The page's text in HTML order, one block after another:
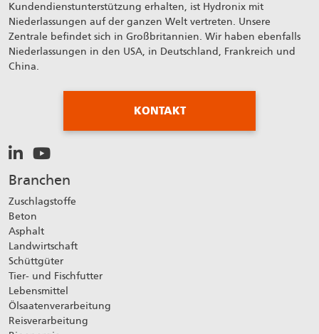
Kundendienstunterstützung erhalten, ist Hydronix mit
Niederlassungen auf der ganzen Welt vertreten. Unsere
Zentrale befindet sich in Großbritannien. Wir haben ebenfalls
Niederlassungen in den USA, in Deutschland, Frankreich und
China.
KONTAKT
Branchen
Zuschlagstoffe
Beton
Asphalt
Landwirtschaft
Schüttgüter
Tier- und Fischfutter
Lebensmittel
Ölsaatenverarbeitung
Reisverarbeitung